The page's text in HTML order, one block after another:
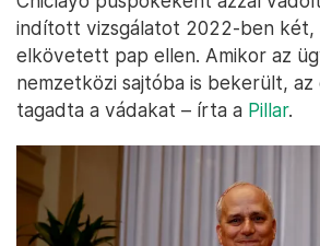
indított vizsgálatot 2022-ben két,
elkövetett pap ellen. Amikor az
nemzetközi sajtóba is bekerült, az
tagadta a vádakat – írta a Pillar.